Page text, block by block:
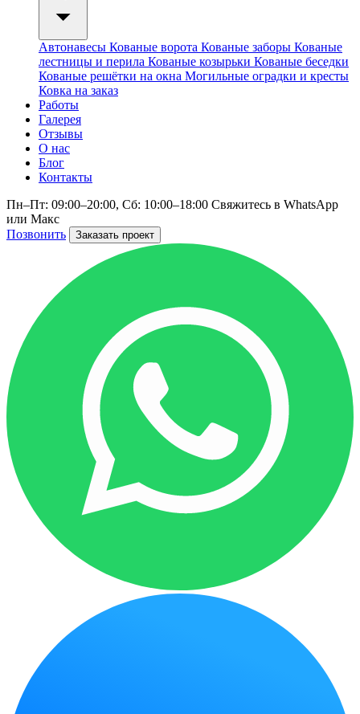
Автонавесы Кованые ворота Кованые заборы Кованые
лестницы и перила Кованые козырьки Кованые беседки
Кованые решётки на окна Могильные оградки и кресты
Ковка на заказ
Работы
Галерея
Отзывы
О нас
Блог
Контакты
Пн–Пт: 09:00–20:00, Сб: 10:00–18:00 Свяжитесь в WhatsApp
или Макс
Позвонить
Заказать проект